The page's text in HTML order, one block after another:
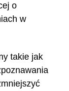
o
w
takie jak